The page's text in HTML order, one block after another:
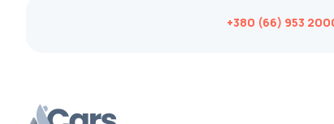
Callaway
+380 (66) 953